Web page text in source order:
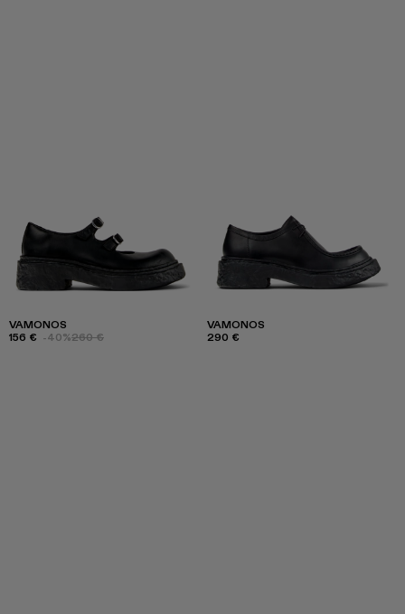
VAMONOS
156 € -40%260 €
VAMONOS
290 €